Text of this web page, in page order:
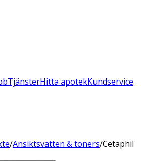
TjänsterHitta apotekKundservice
/Ansiktsvatten & toners/Cetaphil